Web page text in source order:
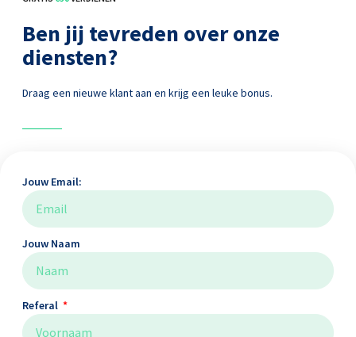
Ben jij tevreden over onze
diensten?
Draag een nieuwe klant aan en krijg een leuke bonus.
Jouw Email:
Jouw Naam
Referal